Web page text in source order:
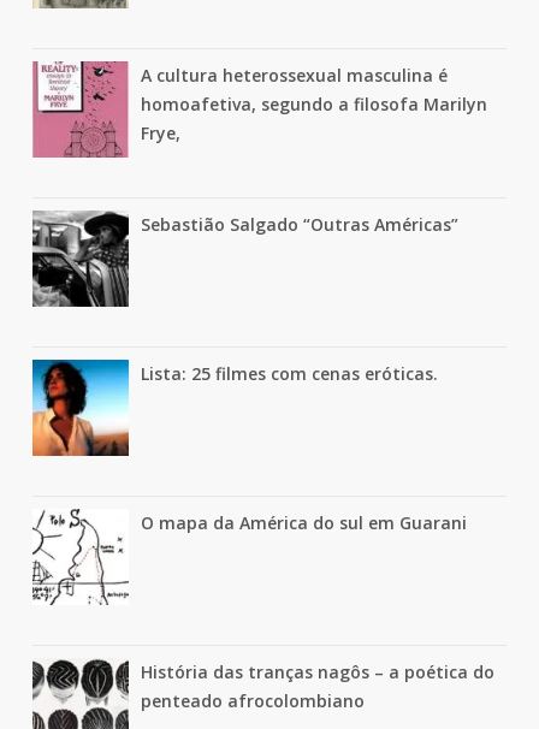
A cultura heterossexual masculina é
homoafetiva, segundo a filosofa Marilyn
Frye,
Sebastião Salgado “Outras Américas”
Lista: 25 filmes com cenas eróticas.
O mapa da América do sul em Guarani
História das tranças nagôs – a poética do
penteado afrocolombiano